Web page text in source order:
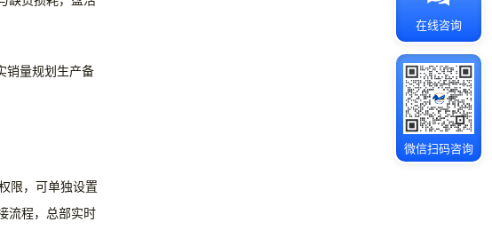
销量规划生产备
限，可单独设置
流程，总部实时
在线咨询
微信扫码咨询